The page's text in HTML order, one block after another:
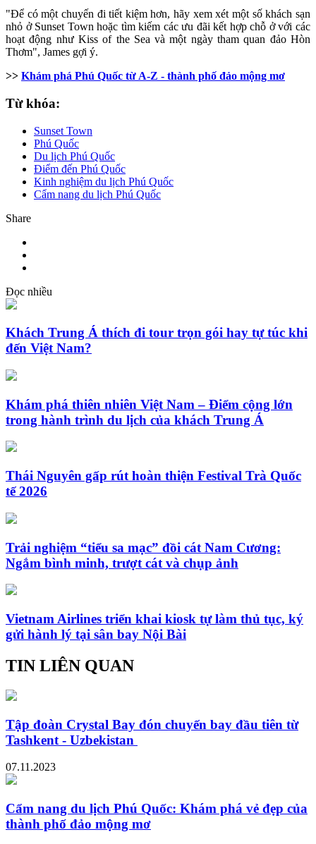
"Để có một chuyến đi tiết kiệm hơn, hãy xem xét một số khách sạn
nhỏ ở Sunset Town hoặc tìm kiếm các ưu đãi kết hợp chỗ ở với các
hoạt động như Kiss of the Sea và một ngày tham quan đảo Hòn
Thơm", James gợi ý.
>> Khám phá Phú Quốc từ A-Z - thành phố đảo mộng mơ
Từ khóa:
Sunset Town
Phú Quốc
Du lịch Phú Quốc
Điểm đến Phú Quốc
Kinh nghiệm du lịch Phú Quốc
Cẩm nang du lịch Phú Quốc
Share
Đọc nhiều
Khách Trung Á thích đi tour trọn gói hay tự túc khi
đến Việt Nam?
Khám phá thiên nhiên Việt Nam – Điểm cộng lớn
trong hành trình du lịch của khách Trung Á
Thái Nguyên gấp rút hoàn thiện Festival Trà Quốc
tế 2026
Trải nghiệm “tiểu sa mạc” đồi cát Nam Cương:
Ngắm bình minh, trượt cát và chụp ảnh
Vietnam Airlines triển khai kiosk tự làm thủ tục, ký
gửi hành lý tại sân bay Nội Bài
TIN LIÊN QUAN
Tập đoàn Crystal Bay đón chuyến bay đầu tiên từ
Tashkent - Uzbekistan
07.11.2023
Cẩm nang du lịch Phú Quốc: Khám phá vẻ đẹp của
thành phố đảo mộng mơ